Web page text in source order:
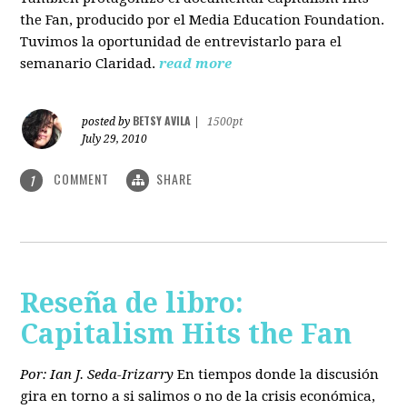
the Fan, producido por el Media Education Foundation.
Tuvimos la oportunidad de entrevistarlo para el
semanario Claridad. read more
posted by BETSY AVILA
1500pt
July 29, 2010
1 COMMENT SHARE
Reseña de libro:
Capitalism Hits the Fan
Por: Ian J. Seda-Irizarry En tiempos donde la discusión
gira en torno a si salimos o no de la crisis económica,